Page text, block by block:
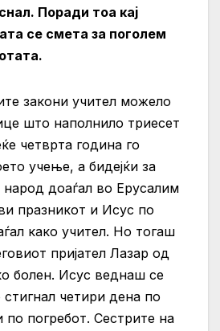
Поради тоа кај
се смета за поголем
закони учител можело
што наполнило триесет
четврта година го
учење, а бидејќи за
доаѓал во Ерусалим
празникот и Исус по
како учител. Но тогаш
пријател Лазар од
болен. Исус веднаш се
четири дена по
по погребот. Сестрите на